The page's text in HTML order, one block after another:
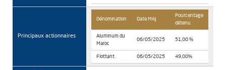
Principaux actionnaires
Dénomination Date MAJ
Pourcentage
détenu
Aluminum du
Maroc
06/05/2025 51,00 %
Flottant 06/05/2025 49,00%